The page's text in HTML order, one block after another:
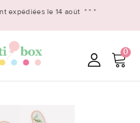
expédiées le 14 août * * *
0